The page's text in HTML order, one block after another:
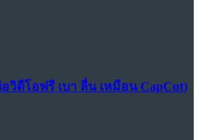
วิดีโอฟรี เบา ลื่น เหมือน CapCut)